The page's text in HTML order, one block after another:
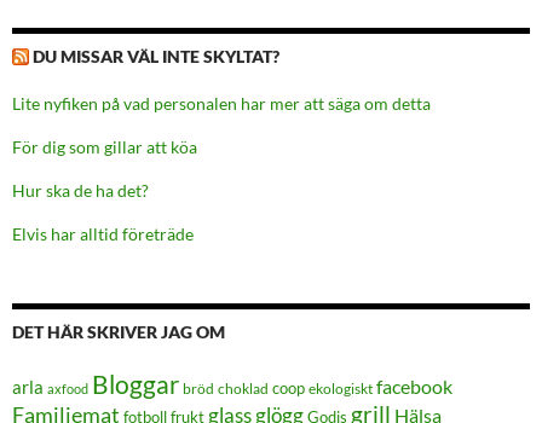
DU MISSAR VÄL INTE SKYLTAT?
Lite nyfiken på vad personalen har mer att säga om detta
För dig som gillar att köa
Hur ska de ha det?
Elvis har alltid företräde
DET HÄR SKRIVER JAG OM
arla axfood Bloggar bröd choklad coop ekologiskt facebook
Familjemat fotboll fruktglassglöggGodis grill Hälsa